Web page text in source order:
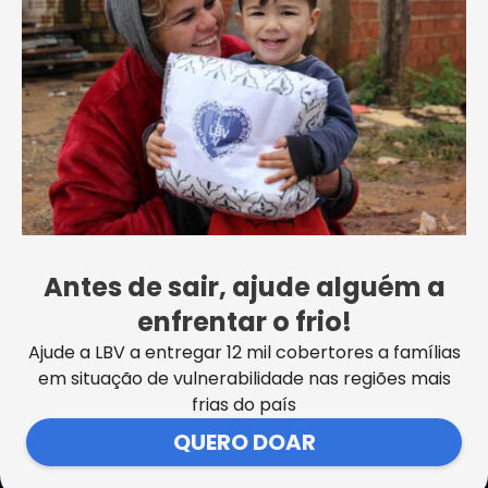
Presidente da LBV anuncia novas etapas
do trabalho na Instituição na capital
paulista
VER MAIS NOTÍCIAS
SEDE CENTRAL DA LBV | Rua Sérgio Tomás, 740 | Bom Retiro |
São Paulo/SP CEP: 01131-010 | CNPJ – 33.915.604/0001-17 |
Instituição isenta de impostos
Antes de sair, ajude alguém a
enfrentar o frio!
Ajude a LBV a entregar 12 mil cobertores a famílias
em situação de vulnerabilidade nas regiões mais
frias do país
QUERO DOAR